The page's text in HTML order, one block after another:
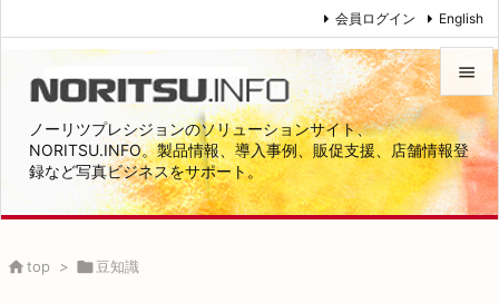
ノーリツプレシジョンのソリューションサイト、
NORITSU.INFO。製品情報、導入事例、販促支援、店舗情報登
録など写真ビジネスをサポート。


メニュ

サイド
会員ログイン English
top > 豆知識